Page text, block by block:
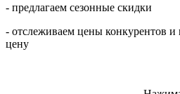
- предлагаем сезонные скидки
- отслеживаем цены конкурентов и
цену